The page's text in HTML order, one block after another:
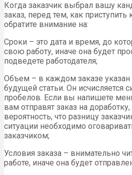
Когда заказчик выбрал вашу
заказ, перед тем, как
обратите внимание на:
Сроки – это дата и время, до
свою работу, иначе она будет
подведете работодателя;
Объем – в каждом заказе
будущей статьи. Он исчисляется
пробелов. Если вы напишете
вам отправят заказ на
вероятность, что разницу
ситуации необходимо
заказчиком;
Условия заказа – внимательно
работе, иначе она будет